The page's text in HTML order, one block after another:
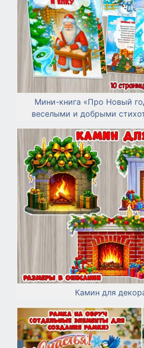
Мини-книга «Про Новый
веселыми и добрыми
Камин для